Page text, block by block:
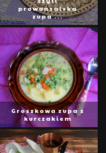
prowansalska
zupa ...
Groszkowa zupa z
kurczakiem